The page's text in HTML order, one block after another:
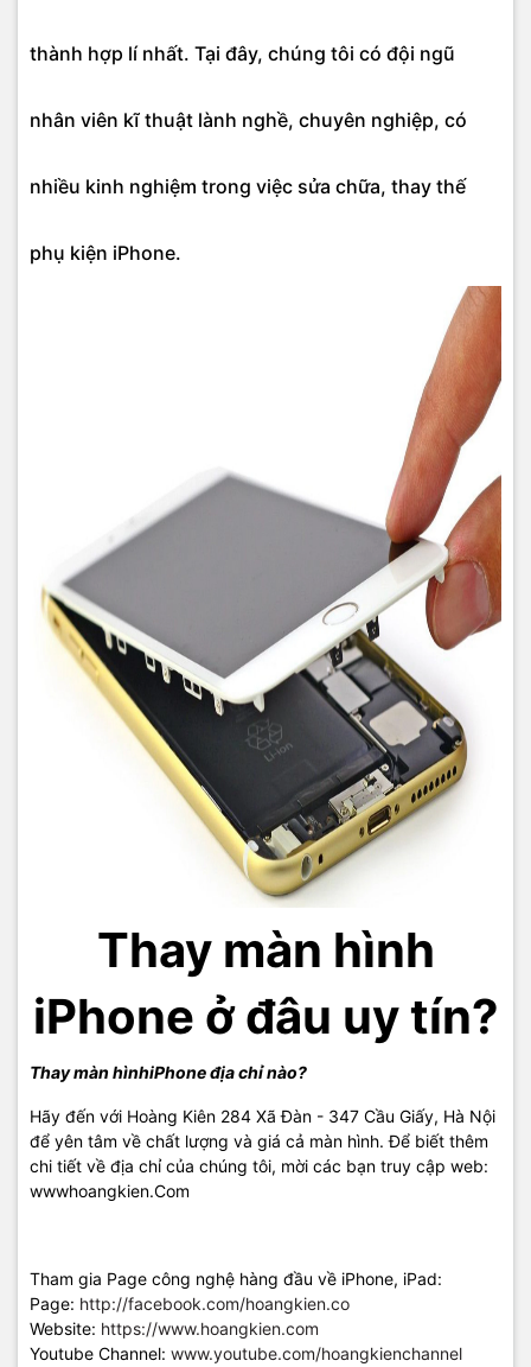
thành hợp lí nhất. Tại đây, chúng tôi có đội ngũ
nhân viên kĩ thuật lành nghề, chuyên nghiệp, có
nhiều kinh nghiệm trong việc sửa chữa, thay thế
phụ kiện iPhone.
Thay màn hình
iPhone ở đâu uy tín?
Thay màn hìnhiPhone địa chỉ nào?
Hãy đến với Hoàng Kiên 284 Xã Đàn - 347 Cầu Giấy, Hà Nội
để yên tâm về chất lượng và giá cả màn hình. Để biết thêm
chi tiết về địa chỉ của chúng tôi, mời các bạn truy cập web:
wwwhoangkien.Com
Tham gia Page công nghệ hàng đầu về iPhone, iPad:
Page: http://facebook.com/hoangkien.co
Website: https://www.hoangkien.com
Youtube Channel: www.youtube.com/hoangkienchannel